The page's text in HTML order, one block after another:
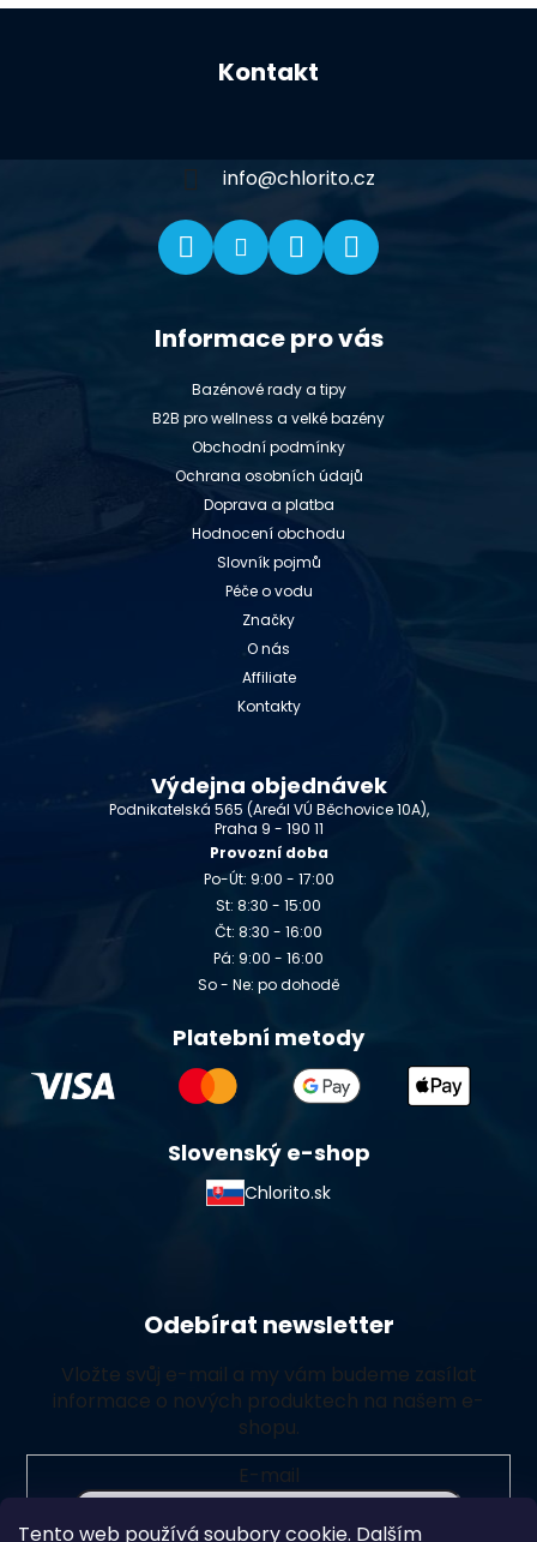
Tento web používá soubory cookie. Dalším
Z
Kontakt
info@chlorito.cz
Informace pro vás
Bazénové rady a tipy
B2B pro wellness a velké bazény
Obchodní podmínky
Ochrana osobních údajů
Doprava a platba
Hodnocení obchodu
Slovník pojmů
Péče o vodu
Značky
O nás
Affiliate
Kontakty
Výdejna objednávek
Podnikatelská 565 (Areál VÚ Běchovice 10A),
Praha 9 - 190 11
Provozní doba
Po-Út: 9:00 - 17:00
St: 8:30 - 15:00
Čt: 8:30 - 16:00
Pá: 9:00 - 16:00
So - Ne: po dohodě
Platební metody
Slovenský e-shop
Chlorito.sk
Odebírat newsletter
Vložte svůj e-mail a my vám budeme zasílat
informace o nových produktech na našem e-
shopu.
E-mail